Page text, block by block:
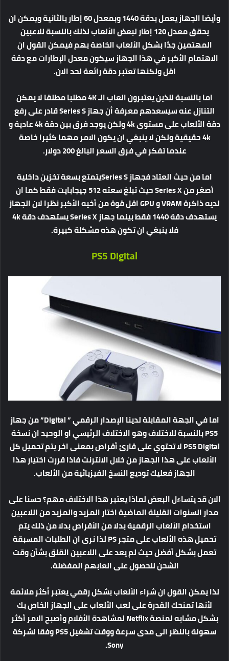
وأيضا الجهاز يعمل بدقة 1440 وبمعدل 60 إطار بالثانية ويمكن ان
يحقق معدل 120 إطار لبعض الألعاب لذلك بالنسبة للاعبين
المهتمين جدًا بشكل الألعاب الخاصة بهم فيمكن القول ان
الاهتمام الأكبر في هذا الجهاز سيكون معدل الإطارات مع دقة
اقل ولكنها تعتبر دقة رائعة لحد الان.
اما بالنسبة للذين يعتبرون العاب الـ 4K مطلبا مطلقا لا يمكن
التنازل عنه سيسعدهم معرفة أن جهاز Series S قادر على رفع
دقة الألعاب على مستوى 4k ولكن يوجد فرق بين دقة 4k عادية و
4k حقيقية ولكن لا ينبغي ان يكون الامر مهما كثيرا خاصة
عندما تفكر في فرق السعر البالغ 200 دولار.
اما من حيث العتاد فجهاز Series Sيتمتع بسعة تخزين داخلية
أصغر من Series X حيث تبلغ سعته 512 جيجابايت فقط كما ان
لديه ذاكرة VRAM و GPU اقل قوة من أخيه الأكبر نظرا لان الجهاز
يستهدف دقة 1440 فقط بينما جهاز Series X يستهدف دقة 4k
فلا ينبغي ان تكون هذه مشكلة كبيرة.
PS5 Digital
اما في الجهة المقابلة لدينا الإصدار الرقمي ” Digital” من جهاز
PS5 بالنسبة للاختلاف وهو الاختلاف الرئيسي او الوحيد ان نسخة
PS5 Digital لا تحتوي على قارئ أقراص بمعنى اخر يتم تحميل كل
الألعاب على هذا الجهاز من خلال الانترنت فاذا قررت اختيار هذا
الجهاز فعليك توديع النسخ الفيزيائية من الألعاب.
الان قد يتساءل البعض لماذا يعتبر هذا الاختلاف مهم؟ حسنا على
مدار السنوات القليلة الماضية اختار المزيد والمزيد من اللاعبين
استخدام الألعاب الرقمية بدلا من الأقراص بدلا من ذلك يتم
تحميل هذه الألعاب على متجر PS لذا نرى ان الطلبات المسبقة
تعمل بشكل أفضل حيث لم يعد على اللاعبين القلق بشأن وقت
الشحن للحصول على العابهم المفضلة.
لذا يمكن القول ان شراء الألعاب بشكل رقمي يعتبر أكثر ملائمة
لأنها تمنحك القدرة على لعب الألعاب على الجهاز الخاص بك
بشكل مشابه لمنصة Netflix لمشاهدة الأفلام وأصبح الامر أكثر
سهولة بالنظر الى مدى سرعة ووقت تشغيل PS5 وفقا لشركة
Sony.